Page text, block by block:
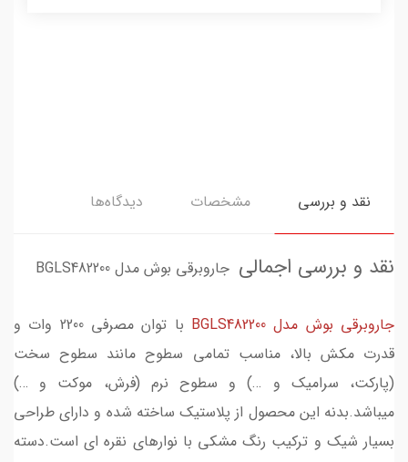
نقد و بررسی مشخصات دیدگاه‌ها
نقد و بررسی اجمالی جاروبرقی بوش مدل BGLS482200
جاروبرقی بوش مدل BGLS482200
با توان مصرفی 2200 وات و
قدرت مکش بالا، مناسب تمامی سطوح مانند سطوح سخت
(پارکت، سرامیک و …) و سطوح نرم (فرش، موکت و …)
میباشد.بدنه این محصول از پلاستیک ساخته شده و دارای طراحی
بسیار شیک و ترکیب رنگ مشکی با نوارهای نقره ای است.دسته